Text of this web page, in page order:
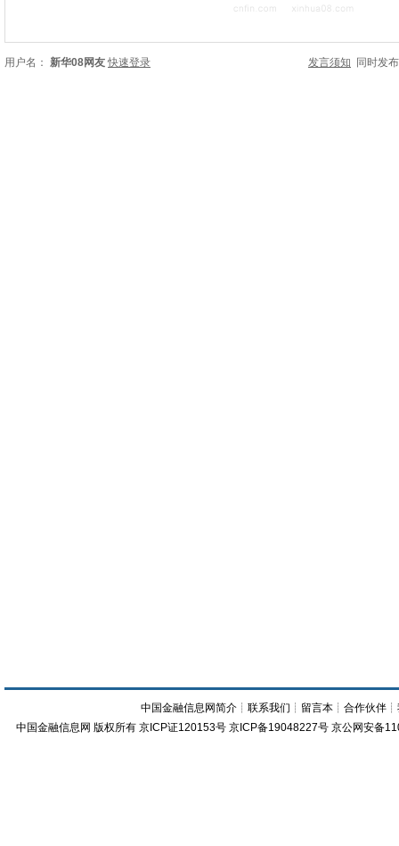
用户名： 新华08网友 快速登录 发言须知 同时发
中国金融信息网简介 ┊联系我们 ┊ 留言本 ┊合作伙伴 ┊
中国金融信息网 版权所有 京ICP证120153号 京ICP备19048227号 京公网安备